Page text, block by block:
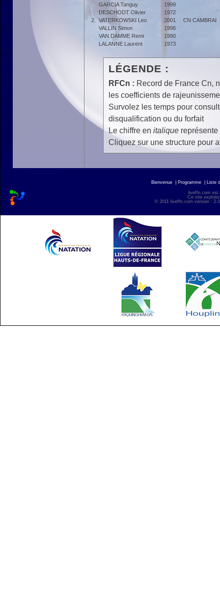
GARCIA Tanguy
1999
DESCHODT Olivier
1972
2.
VATERKOWSKI Leo 2001
CN CAMBRAI
VALLIN Simon
1996
VAN DAMME Remi
1990
LALANNE Laurent
1973
LÉGENDE :
RFCn : Record de France Cn,
les coefficients de
Survolez les temps pour
disqualification ou du forfait
Le chiffre en italiquereprésente
Cliquez sur une structure pour
Bienvenue Programme Liste
liveffn.com est
Ce site
© 2011 liveffn.com version :